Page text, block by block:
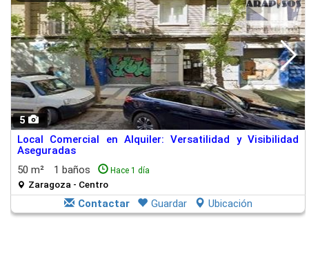
5
Local Comercial en Alquiler: Versatilidad y Visibilidad
Aseguradas
50 m²
1 baños Hace 1 día
Zaragoza - Centro
Contactar Guardar Ubicación